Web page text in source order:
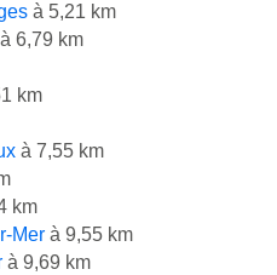
à 5,21 km
à 6,79 km
km
à 7,55 km
km
Mer à 9,55 km
à 9,69 km